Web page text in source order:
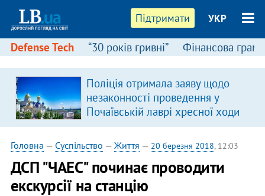
Підтримати УКР
Defense Tech “30 років гривні” Фінансова
Поліція отримала заяву щодо
незаконності проведення у
Почаївській лаврі хресної ходи
Головна — Суспільство — Життя — 20 березня 2018, 12:03
ДСП "ЧАЕС" починає проводити
екскурсії на станцію